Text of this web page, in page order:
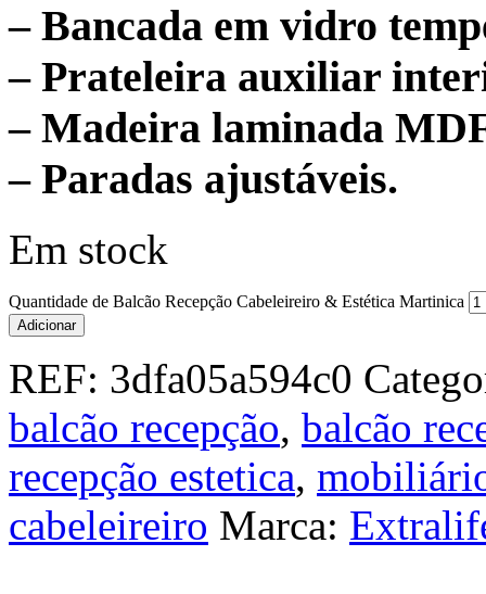
– Bancada em vidro
– Prateleira auxiliar
– Madeira laminada
– Paradas ajustáveis.
Em stock
Quantidade de Balcão Recepção Cabeleireiro & Estética Martinica
Adicionar
REF: 3dfa05a594c0
balcão recepção, balcão
recepção estetica,
cabeleireiro Marca: